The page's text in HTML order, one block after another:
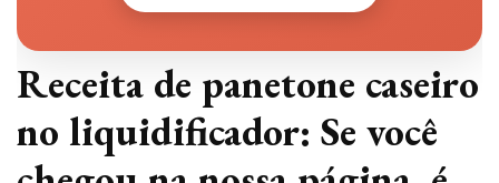
Receita de panetone caseiro
no liquidificador: Se você